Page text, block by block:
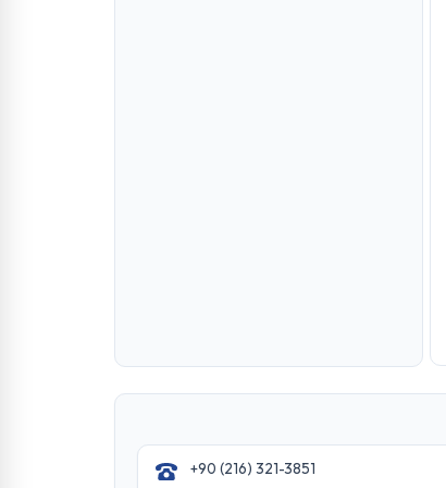
+90 (216) 321-3851